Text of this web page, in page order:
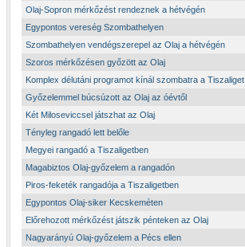
Olaj-Sopron mérkőzést rendeznek a hétvégén
Egypontos vereség Szombathelyen
Szombathelyen vendégszerepel az Olaj a hétvégén
Szoros mérkőzésen győzött az Olaj
Komplex délutáni programot kínál szombatra a Tiszaliget
Győzelemmel búcsúzott az Olaj az óévtől
Két Miloseviccsel játszhat az Olaj
Tényleg rangadó lett belőle
Megyei rangadó a Tiszaligetben
Magabiztos Olaj-győzelem a rangadón
Piros-feketék rangadója a Tiszaligetben
Egypontos Olaj-siker Kecskeméten
Előrehozott mérkőzést játszik pénteken az Olaj
Nagyarányú Olaj-győzelem a Pécs ellen